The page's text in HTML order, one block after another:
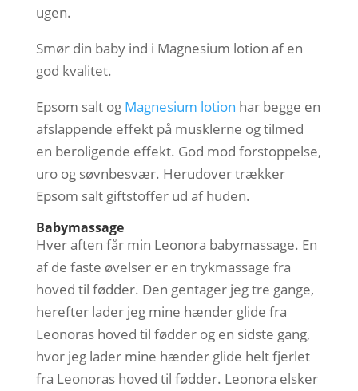
ugen.
Smør din baby ind i Magnesium lotion af en
god kvalitet.
Epsom salt og Magnesium lotion har begge en
afslappende effekt på musklerne og tilmed
en beroligende effekt. God mod forstoppelse,
uro og søvnbesvær. Herudover trækker
Epsom salt giftstoffer ud af huden.
Babymassage
Hver aften får min Leonora babymassage. En
af de faste øvelser er en trykmassage fra
hoved til fødder. Den gentager jeg tre gange,
herefter lader jeg mine hænder glide fra
Leonoras hoved til fødder og en sidste gang,
hvor jeg lader mine hænder glide helt fjerlet
fra Leonoras hoved til fødder. Leonora elsker